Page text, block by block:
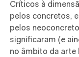
Críticos à
pelos concretos,
pelos
significaram (e
no âmbito da arte